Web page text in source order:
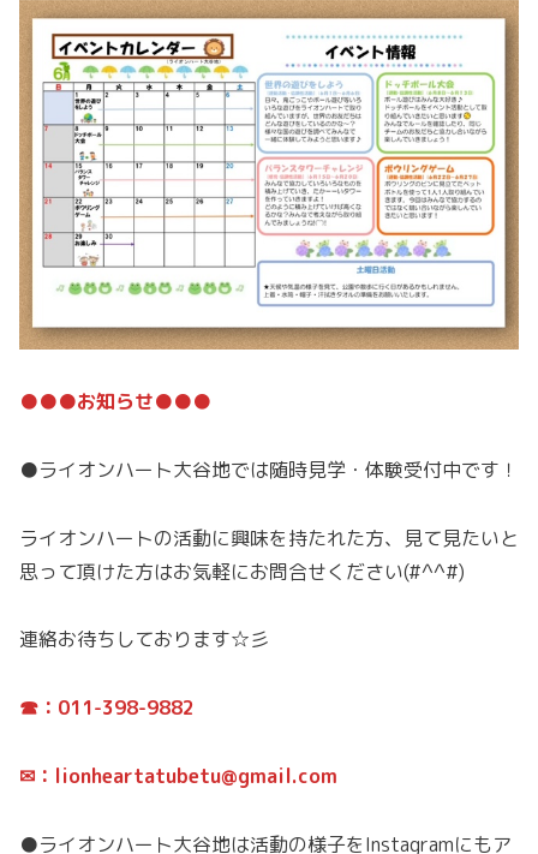
●●●お知らせ●●●
●ライオンハート大谷地では随時見学・体験受付中です！
ライオンハートの活動に興味を持たれた方、見て見たいと
思って頂けた方はお気軽にお問合せください(#^^#)
連絡お待ちしております☆彡
☎：011-398-9882
✉：lionheartatubetu@gmail.com
●ライオンハート大谷地は活動の様子をInstagramにもア